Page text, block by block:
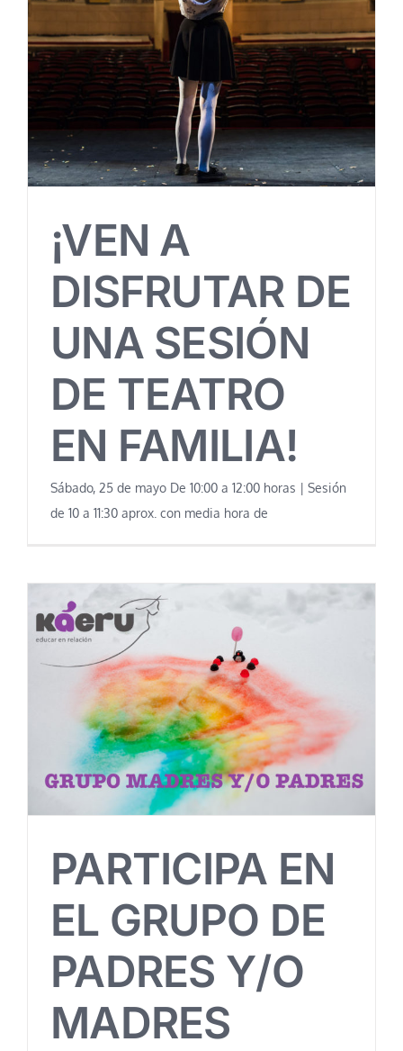
¡VEN A
DISFRUTAR DE
UNA SESIÓN
DE TEATRO
EN FAMILIA!
Sábado, 25 de mayo De 10:00 a 12:00 horas | Sesión
de 10 a 11:30 aprox. con media hora de
PARTICIPA EN
EL GRUPO DE
PADRES Y/O
MADRES